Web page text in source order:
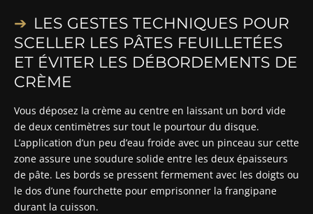
LES GESTES TECHNIQUES POUR
SCELLER LES PÂTES FEUILLETÉES
ET ÉVITER LES DÉBORDEMENTS DE
CRÈME
Vous déposez la crème au centre en laissant un bord vide
de deux centimètres sur tout le pourtour du disque.
L’application d’un peu d’eau froide avec un pinceau sur cette
zone assure une soudure solide entre les deux épaisseurs
de pâte. Les bords se pressent fermement avec les doigts ou
le dos d’une fourchette pour emprisonner la frangipane
durant la cuisson.